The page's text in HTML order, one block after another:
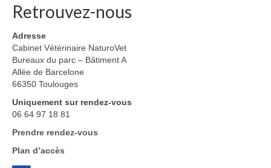
Retrouvez-nous
Adresse
Cabinet Vétérinaire NaturoVet
Bureaux du parc – Bâtiment A
Allée de Barcelone
66350 Toulouges
Uniquement sur rendez-vous
06 64 97 18 81
Prendre rendez-vous
Plan d’accès